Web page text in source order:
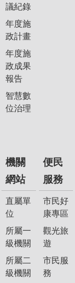
議紀錄
年度施
政計畫
年度施
政成果
報告
智慧數
位治理
機關
網站
直屬單
位
所屬一
級機關
所屬二
級機關
便民
服務
市民好
康專區
觀光旅
遊
市民服
務